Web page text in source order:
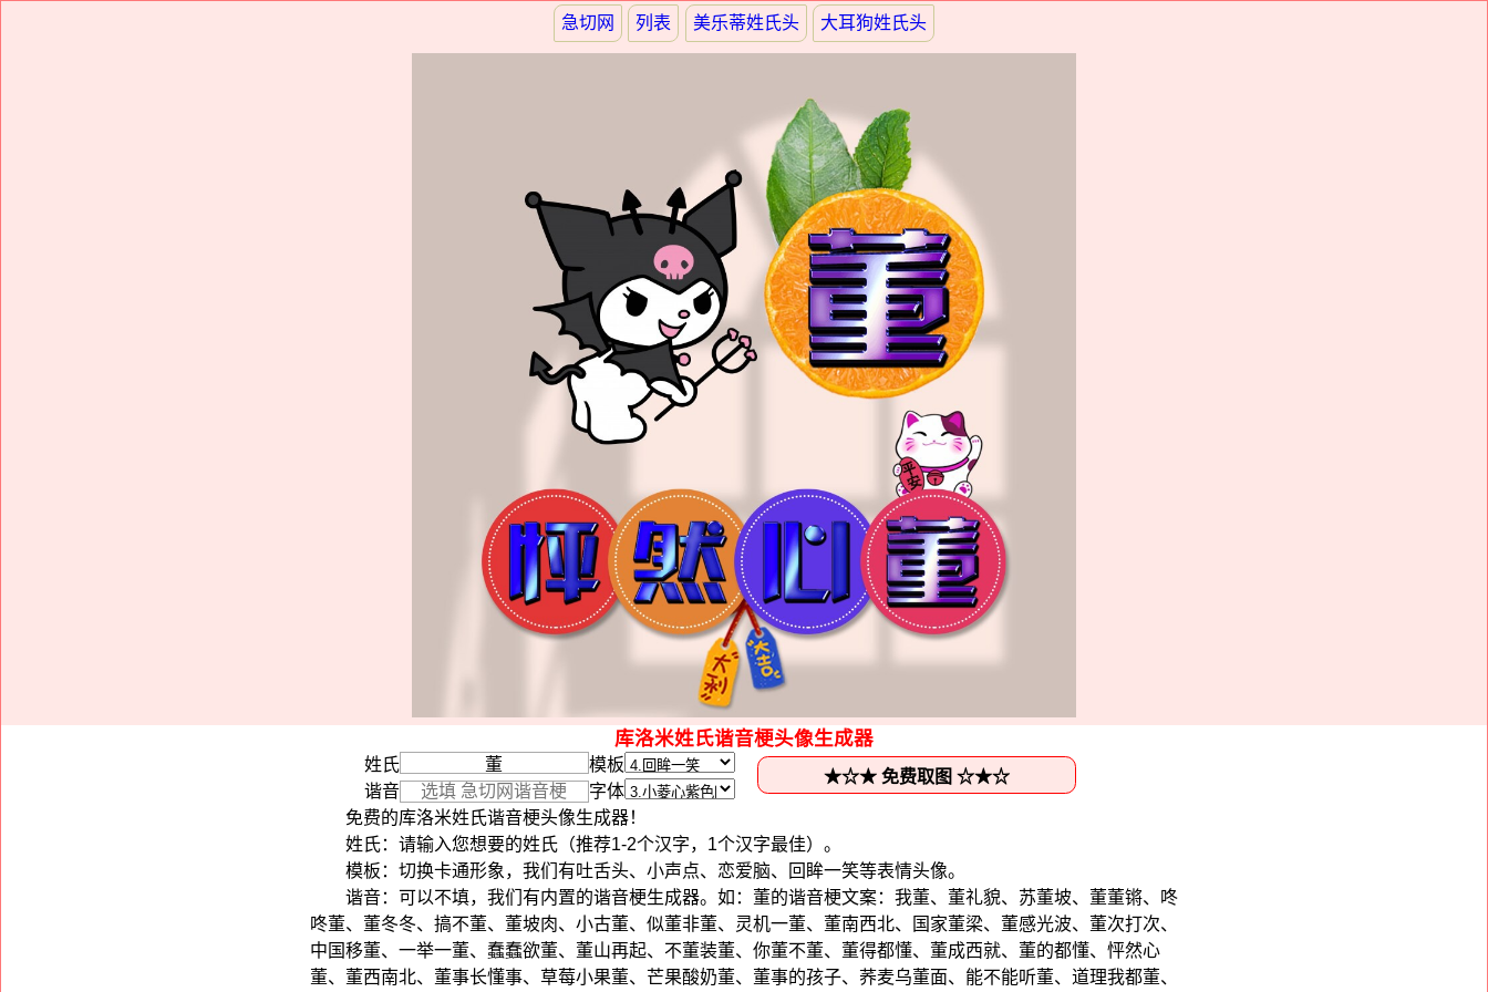
急切网 列表 美乐蒂姓氏头 大耳狗姓氏头
库洛米姓氏谐音梗头像生成器
姓氏
模板
谐音
字体
免费的库洛米姓氏谐音梗头像生成器！
姓氏：请输入您想要的姓氏（推荐1-2个汉字，1个汉字最佳）。
模板：切换卡通形象，我们有吐舌头、小声点、恋爱脑、回眸一笑等表情头像。
谐音：可以不填，我们有内置的谐音梗生成器。如：董的谐音梗文案：我董、董礼貌、苏董坡、董董锵、咚
咚董、董冬冬、搞不董、董坡肉、小古董、似董非董、灵机一董、董南西北、国家董梁、董感光波、董次打次、
中国移董、一举一董、蠢蠢欲董、董山再起、不董装董、你董不董、董得都懂、董成西就、董的都懂、怦然心
董、董西南北、董事长懂事、草莓小果董、芒果酸奶董、董事的孩子、荞麦乌董面、能不能听董、道理我都董、